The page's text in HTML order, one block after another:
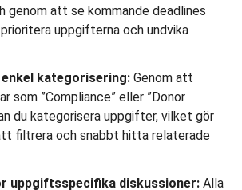
genom att se kommande deadlines
uppgifterna och undvika
kategorisering: Genom att
som ”Compliance” eller ”Donor
du kategorisera uppgifter, vilket gör
filtrera och snabbt hitta relaterade
uppgiftsspecifika diskussioner: Alla